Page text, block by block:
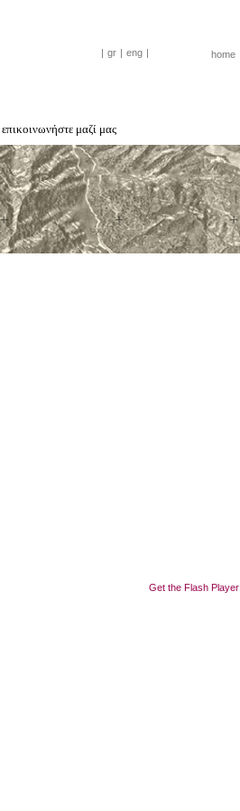
| gr | eng | home
επικοινωνήστε μαζί μας
Get the Flash Player